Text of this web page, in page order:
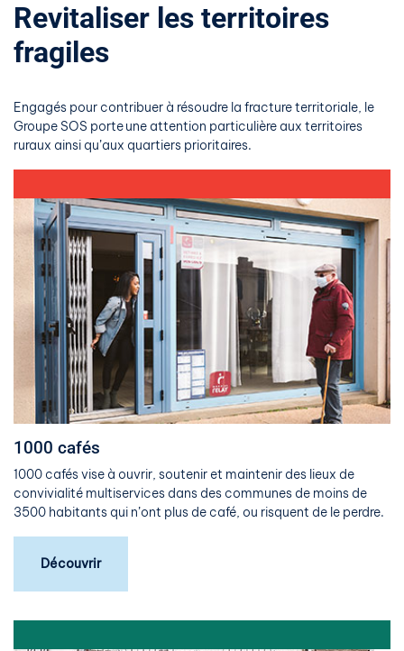
Revitaliser les territoires
fragiles
Engagés pour contribuer à résoudre la fracture territoriale, le
Groupe SOS porte une attention particulière aux territoires
ruraux ainsi qu’aux quartiers prioritaires.
1000 cafés
1000 cafés vise à ouvrir, soutenir et maintenir des lieux de
convivialité multiservices dans des communes de moins de
3500 habitants qui n’ont plus de café, ou risquent de le perdre.
Découvrir